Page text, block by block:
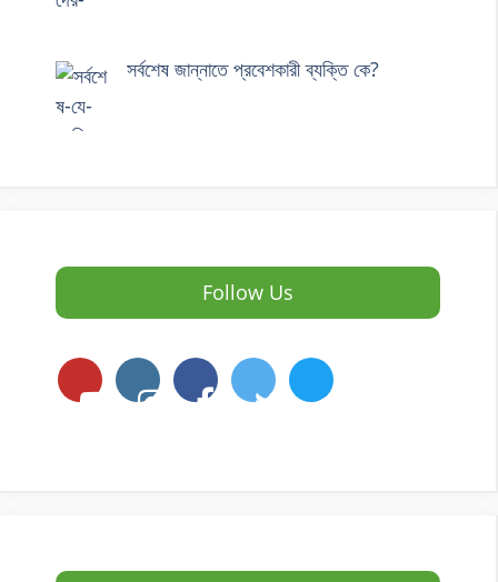
সর্বশেষ জান্নাতে প্রবেশকারী ব্যক্তি কে?
Follow Us